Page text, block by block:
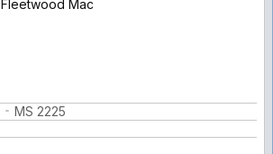
Fleetwood Mac
MS 2225